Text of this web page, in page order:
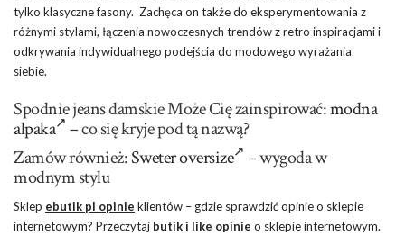
tylko klasyczne fasony. Zachęca on także do eksperymentowania z
różnymi stylami, łączenia nowoczesnych trendów z retro inspiracjami i
odkrywania indywidualnego podejścia do modowego wyrażania
siebie.
Spodnie jeans damskie Może Cię zainspirować:modna
alpaka
– co się kryje pod tą nazwą?
Zamów również:Sweter oversize
– wygoda w
modnym stylu
Sklep ebutik pl opinie klientów – gdzie sprawdzić opinie o sklepie
internetowym? Przeczytaj butik i like opinie o sklepie internetowym.